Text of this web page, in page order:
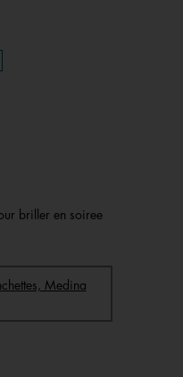
briller en soiree
Medina